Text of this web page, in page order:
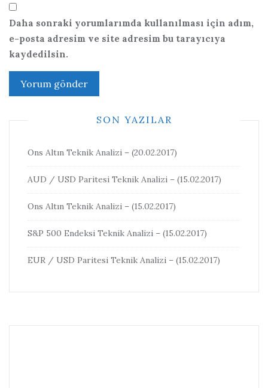
Daha sonraki yorumlarımda kullanılması için adım,
e-posta adresim ve site adresim bu tarayıcıya
kaydedilsin.
SON YAZILAR
Ons Altın Teknik Analizi – (20.02.2017)
AUD / USD Paritesi Teknik Analizi – (15.02.2017)
Ons Altın Teknik Analizi – (15.02.2017)
S&P 500 Endeksi Teknik Analizi – (15.02.2017)
EUR / USD Paritesi Teknik Analizi – (15.02.2017)